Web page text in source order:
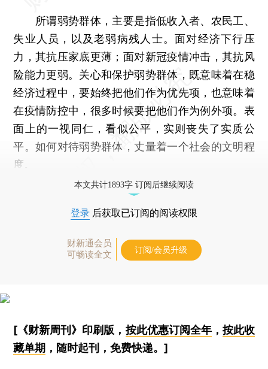
所谓弱势群体，主要是指低收入者、农民工、
失业人员，以及老弱病残人士。面对经济下行压
力，其抗压家底更薄；面对新冠疫情冲击，其抗风
险能力更弱。关心和保护弱势群体，既意味着在稳
经济过程中，要始终把他们作为优先项，也意味着
在疫情防控中，很多时候要把他们作为例外项。表
面上的一视同仁，看似公平，实则丧失了实质公
平。如何对待弱势群体，丈量着一个社会的文明程
度。
本文共计1893字 订阅后继续阅读
登录 后获取已订阅的阅读权限
财新通会员
可畅读全文
订阅/会员升级
[《财新周刊》印刷版， 按此优惠订阅全年， 按此收
藏单期 ，随时起刊，免费快递。]